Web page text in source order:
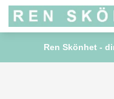
Ren Skönhet -